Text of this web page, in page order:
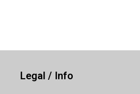
Legal / Info